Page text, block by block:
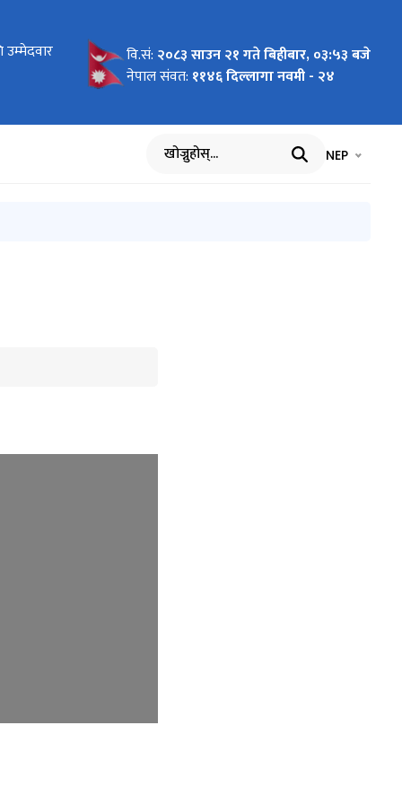
उम्मेदवार
लागि नाम
लागि नाम
विवरण
१००
वि.सं: २०८३ साउन २१ गते बिहीबार, ०३:५३ बजे
नेपाल संवत: ११४६ दिल्लागा नवमी - २४
खोज्नुहोस् भाषा चयन
NEP